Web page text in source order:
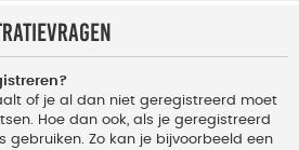
of je al dan niet geregistreerd moet
Hoe dan ook, als je geregistreerd
gebruiken. Zo kan je bijvoorbeeld een